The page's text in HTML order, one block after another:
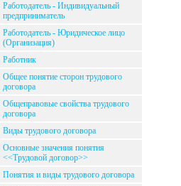
Работодатель - Индивидуальный
предприниматель
Работодатель - Юридическое лицо
(Организация)
Работник
Общее понятие сторон трудового
договора
Общеправовые свойства трудового
договора
Виды трудового договора
Основные значения понятия
<<Трудовой договор>>
Понятия и виды трудового договора